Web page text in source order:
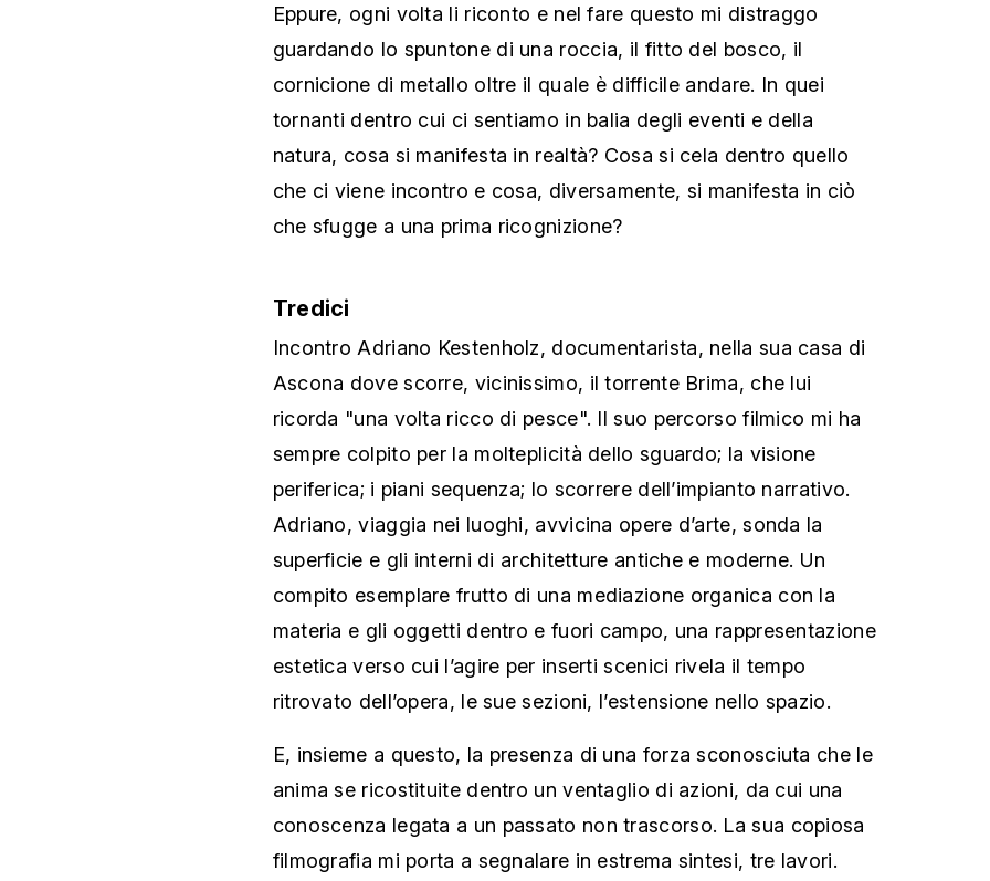
Eppure, ogni volta li riconto e nel fare questo mi distraggo
guardando lo spuntone di una roccia, il fitto del bosco, il
cornicione di metallo oltre il quale è difficile andare. In quei
tornanti dentro cui ci sentiamo in balia degli eventi e della
natura, cosa si manifesta in realtà? Cosa si cela dentro quello
che ci viene incontro e cosa, diversamente, si manifesta in ciò
che sfugge a una prima ricognizione?
Tredici
Incontro Adriano Kestenholz, documentarista, nella sua casa di
Ascona dove scorre, vicinissimo, il torrente Brima, che lui
ricorda "una volta ricco di pesce". Il suo percorso filmico mi ha
sempre colpito per la molteplicità dello sguardo; la visione
periferica; i piani sequenza; lo scorrere dell’impianto narrativo.
Adriano, viaggia nei luoghi, avvicina opere d’arte, sonda la
superficie e gli interni di architetture antiche e moderne. Un
compito esemplare frutto di una mediazione organica con la
materia e gli oggetti dentro e fuori campo, una rappresentazione
estetica verso cui l’agire per inserti scenici rivela il tempo
ritrovato dell’opera, le sue sezioni, l’estensione nello spazio.
E, insieme a questo, la presenza di una forza sconosciuta che le
anima se ricostituite dentro un ventaglio di azioni, da cui una
conoscenza legata a un passato non trascorso. La sua copiosa
filmografia mi porta a segnalare in estrema sintesi, tre lavori.